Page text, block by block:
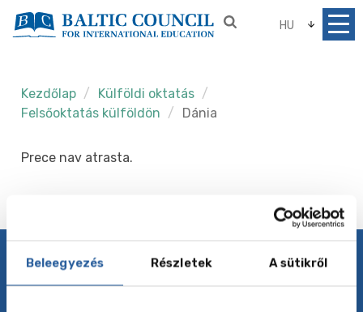
Beleegyezés Részletek A sütikről
HU
Kezdőlap
Külföldi oktatás
Felsőoktatás külföldön
Dánia
Prece nav atrasta.
Adatvédelmi irányelvek
Kövess minket